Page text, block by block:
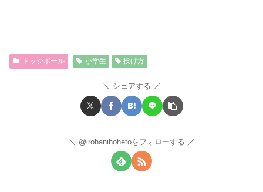
ドッジボール 小学生 投げ方
シェアする
@irohanihohetoをフォローする